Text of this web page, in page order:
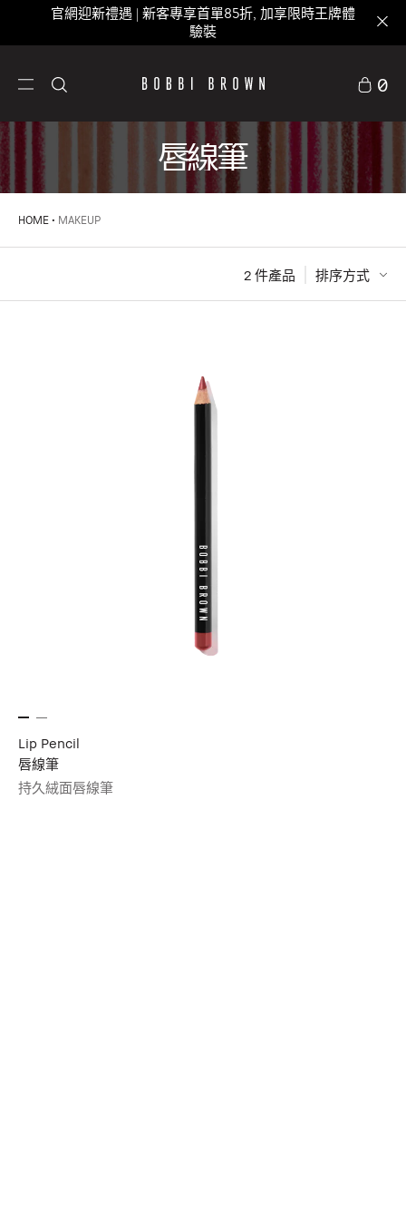
官網迎新禮遇 | 新客專享首單85折, 加享限時王牌體
驗裝
0
唇線筆
HOME MAKEUP
排序方式
2 件產品
Lip Pencil
唇線筆
持久絨面唇線筆